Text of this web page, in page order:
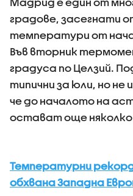
градове, засегнати
температури от
Във вторник
градуса по Целзий.
типични за юли, но не
че до началото на
остават още
Температурни
обхвана Западна